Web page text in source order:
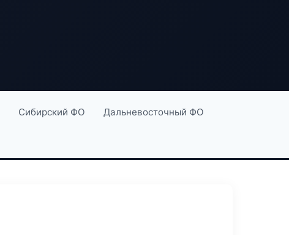
Сибирский ФО Дальневосточный ФО